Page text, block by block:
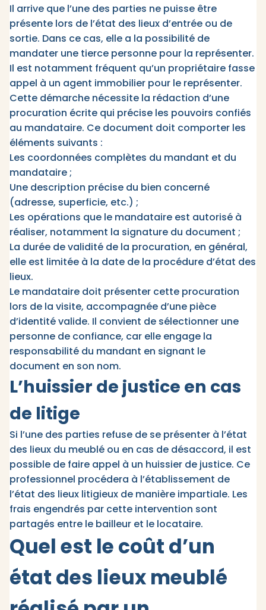
Il arrive que l’une des parties ne puisse être
présente lors de l’état des lieux d’entrée ou de
sortie. Dans ce cas, elle a la possibilité de
mandater une tierce personne pour la représenter.
Il est notamment fréquent qu’un propriétaire fasse
appel à un agent immobilier pour le représenter.
Cette démarche nécessite la rédaction d’une
procuration écrite qui précise les pouvoirs confiés
au mandataire. Ce document doit comporter les
éléments suivants :​
Les coordonnées complètes du mandant et du
mandataire ;
Une description précise du bien concerné
(adresse, superficie, etc.) ;
Les opérations que le mandataire est autorisé à
réaliser, notamment la signature du document ;
La durée de validité de la procuration, en général,
elle est limitée à la date de la procédure d’état des
lieux.​
Le mandataire doit présenter cette procuration
lors de la visite, accompagnée d’une pièce
d’identité valide. Il convient de sélectionner une
personne de confiance, car elle engage la
responsabilité du mandant en signant le
document en son nom.
L’huissier de justice en cas
de litige
Si l’une des parties refuse de se présenter à l’état
des lieux du meublé ou en cas de désaccord, il est
possible de faire appel à un huissier de justice. Ce
professionnel procédera à l’établissement de
l’état des lieux litigieux de manière impartiale. Les
frais engendrés par cette intervention sont
partagés entre le bailleur et le locataire.
Quel est le coût d’un
état des lieux meublé